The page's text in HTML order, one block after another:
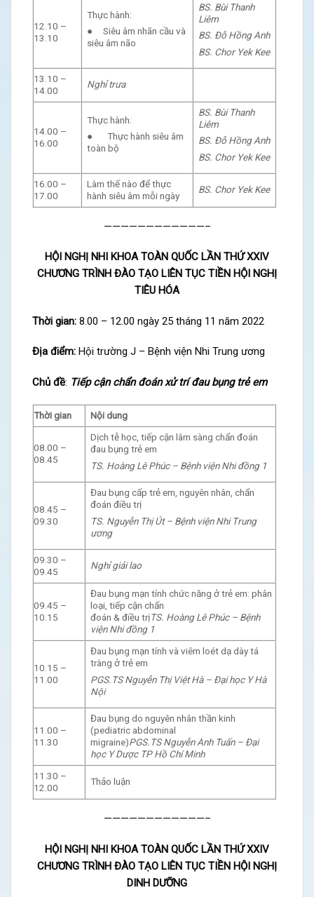
12.10 –
13.10
Thực hành:
● Siêu âm nhãn cầu và
siêu âm não
BS. Bùi Thanh
Liêm
BS. Đỗ Hồng Anh
BS. Chor Yek Kee
13.10 –
14.00
Nghỉ trưa
14.00 –
16.00
Thực hành:
● Thực hành siêu âm
toàn bộ
BS. Bùi Thanh
Liêm
BS. Đỗ Hồng Anh
BS. Chor Yek Kee
16.00 –
17.00
Làm thế nào để thực
hành siêu âm mỗi ngày
BS. Chor Yek Kee
————————————–
HỘI NGHỊ NHI KHOA TOÀN QUỐC LẦN THỨ XXIV
CHƯƠNG TRÌNH ĐÀO TẠO LIÊN TỤC TIỀN HỘI NGHỊ
TIÊU HÓA
Thời gian: 8.00 – 12.00 ngày 25 tháng 11 năm 2022
Địa điểm: Hội trường J – Bệnh viện Nhi Trung ương
Chủ đề: Tiếp cận chẩn đoán xử trí đau bụng trẻ em
Thời gian Nội dung
08.00 –
08.45
Dịch tễ học, tiếp cận lâm sàng chẩn đoán
đau bụng trẻ em
TS. Hoàng Lê Phúc – Bệnh viện Nhi đồng 1
08.45 –
09.30
Đau bụng cấp trẻ em, nguyên nhân, chẩn
đoán điều trị
TS. Nguyễn Thị Út – Bệnh viện Nhi Trung
ương
09.30 –
09.45
Nghỉ giải lao
09.45 –
10.15
Đau bụng mạn tính chức năng ở trẻ em: phân
loại, tiếp cận chẩn
đoán & điều trịTS. Hoàng Lê Phúc – Bệnh
viện Nhi đồng 1
10.15 –
11.00
Đau bụng mạn tính và viêm loét dạ dày tá
tràng ở trẻ em
PGS.TS Nguyễn Thị Việt Hà – Đại học Y Hà
Nội
11.00 –
11.30
Đau bụng do nguyên nhân thần kinh
(pediatric abdominal
migraine)PGS.TS Nguyễn Anh Tuấn – Đại
học Y Dược TP Hồ Chí Minh
11.30 –
12.00
Thảo luận
————————————–
HỘI NGHỊ NHI KHOA TOÀN QUỐC LẦN THỨ XXIV
CHƯƠNG TRÌNH ĐÀO TẠO LIÊN TỤC TIỀN HỘI NGHỊ
DINH DƯỠNG